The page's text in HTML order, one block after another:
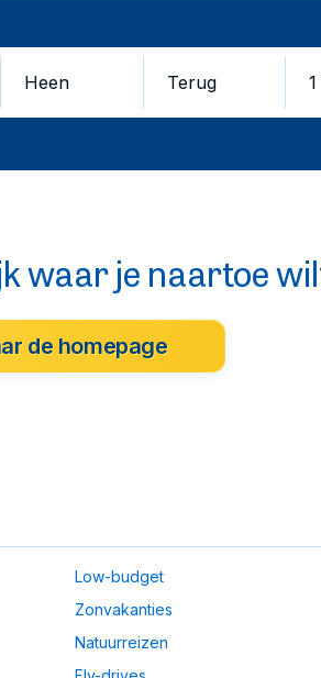
Heen Terug
waar je naartoe
de homepage
Low-budget
Zonvakanties
Natuurreizen